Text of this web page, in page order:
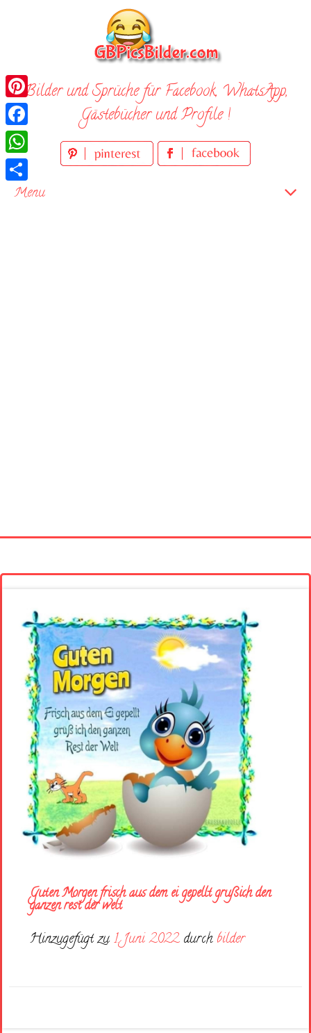
Bilder und Sprüche für Facebook, WhatsApp,
Gästebücher und Profile !
Menu
Guten Morgen frisch aus dem ei gepellt grußich den
ganzen rest der welt
Hinzugefügt zu1. Juni 2022 durch bilder
Pinterest
Facebook
WhatsApp
Teilen